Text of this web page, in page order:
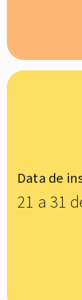
Data de
21 a 31